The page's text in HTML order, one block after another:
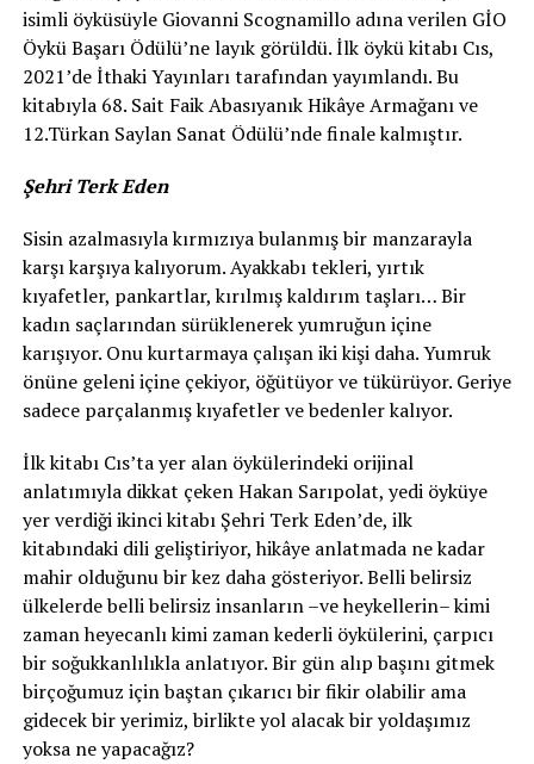
isimli öyküsüyle Giovanni Scognamillo adına verilen GİO
Öykü Başarı Ödülü’ne layık görüldü. İlk öykü kitabı Cıs,
2021’de İthaki Yayınları tarafından yayımlandı. Bu
kitabıyla 68. Sait Faik Abasıyanık Hikâye Armağanı ve
12.Türkan Saylan Sanat Ödülü’nde finale kalmıştır.
Şehri Terk Eden
Sisin azalmasıyla kırmızıya bulanmış bir manzarayla
karşı karşıya kalıyorum. Ayakkabı tekleri, yırtık
kıyafetler, pankartlar, kırılmış kaldırım taşları… Bir
kadın saçlarından sürüklenerek yumruğun içine
karışıyor. Onu kurtarmaya çalışan iki kişi daha. Yumruk
önüne geleni içine çekiyor, öğütüyor ve tükürüyor. Geriye
sadece parçalanmış kıyafetler ve bedenler kalıyor.
İlk kitabı Cıs’ta yer alan öykülerindeki orijinal
anlatımıyla dikkat çeken Hakan Sarıpolat, yedi öyküye
yer verdiği ikinci kitabı Şehri Terk Eden’de, ilk
kitabındaki dili geliştiriyor, hikâye anlatmada ne kadar
mahir olduğunu bir kez daha gösteriyor. Belli belirsiz
ülkelerde belli belirsiz insanların –ve heykellerin– kimi
zaman heyecanlı kimi zaman kederli öykülerini, çarpıcı
bir soğukkanlılıkla anlatıyor. Bir gün alıp başını gitmek
birçoğumuz için baştan çıkarıcı bir fikir olabilir ama
gidecek bir yerimiz, birlikte yol alacak bir yoldaşımız
yoksa ne yapacağız?